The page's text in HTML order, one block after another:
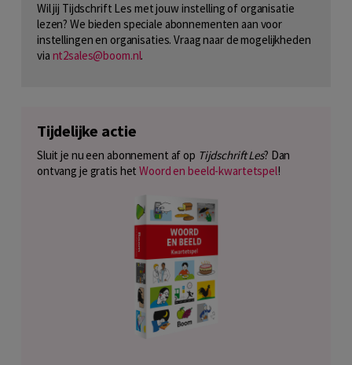
Wil jij Tijdschrift Les met jouw instelling of organisatie
lezen? We bieden speciale abonnementen aan voor
instellingen en organisaties. Vraag naar de mogelijkheden
via nt2sales@boom.nl.
Tijdelijke actie
Sluit je nu een abonnement af op Tijdschrift Les? Dan
ontvang je gratis hetWoord en beeld-kwartetspel!